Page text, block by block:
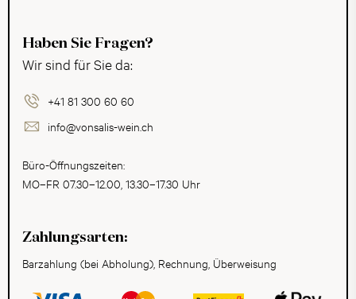
Haben Sie Fragen?
Wir sind für Sie da:
+41 81 300 60 60
info@vonsalis-wein.ch
Büro-Öffnungszeiten:
MO–FR 07.30–12.00, 13.30–17.30 Uhr
Zahlungsarten:
Barzahlung (bei Abholung), Rechnung, Überweisung